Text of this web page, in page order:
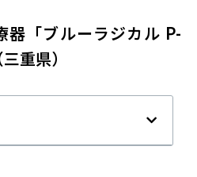
器「ブルーラジカル P-
重県）